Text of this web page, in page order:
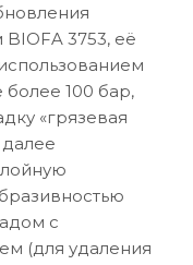
3753, её
100 бар,
«грязевая
с
(для удаления